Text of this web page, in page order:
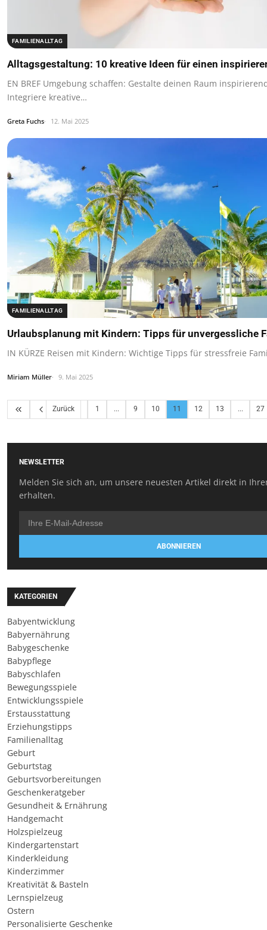
FAMILIENALLTAG
Alltagsgestaltung: 10 kreative Ideen für einen
EN BREF Umgebung schaffen: Gestalte deinen Raum
Integriere kreative…
Greta Fuchs 12. Mai 2025
FAMILIENALLTAG
Urlaubsplanung mit Kindern: Tipps für unvergessliche
IN KÜRZE Reisen mit Kindern: Wichtige Tipps für stressfreie
Miriam Müller 9. Mai 2025
Zurück 1 ... 9 10 11 12 13 ... 27
NEWSLETTER
Melden Sie sich an, um unsere neuesten Artikel direkt in
erhalten.
ABONNIEREN
KATEGORIEN
Babyentwicklung
Babyernährung
Babygeschenke
Babypflege
Babyschlafen
Bewegungsspiele
Entwicklungsspiele
Erstausstattung
Erziehungstipps
Familienalltag
Geburt
Geburtstag
Geburtsvorbereitungen
Geschenkeratgeber
Gesundheit & Ernährung
Handgemacht
Holzspielzeug
Kindergartenstart
Kinderkleidung
Kinderzimmer
Kreativität & Basteln
Lernspielzeug
Ostern
Personalisierte Geschenke